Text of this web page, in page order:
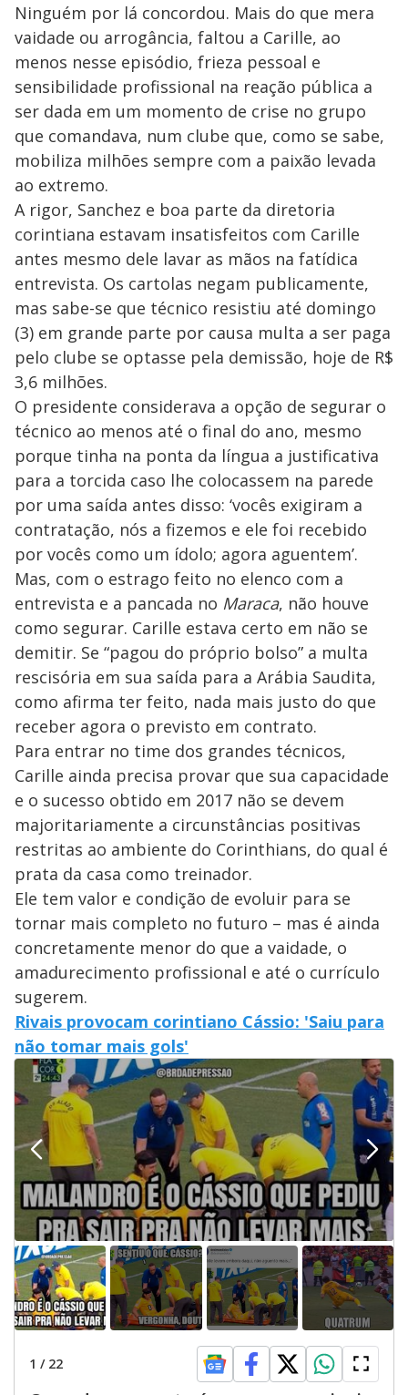
Ninguém por lá concordou. Mais do que mera
vaidade ou arrogância, faltou a Carille, ao
menos nesse episódio, frieza pessoal e
sensibilidade profissional na reação pública a
ser dada em um momento de crise no grupo
que comandava, num clube que, como se sabe,
mobiliza milhões sempre com a paixão levada
ao extremo.
A rigor, Sanchez e boa parte da diretoria
corintiana estavam insatisfeitos com Carille
antes mesmo dele lavar as mãos na fatídica
entrevista. Os cartolas negam publicamente,
mas sabe-se que técnico resistiu até domingo
(3) em grande parte por causa multa a ser paga
pelo clube se optasse pela demissão, hoje de R$
3,6 milhões.
O presidente considerava a opção de segurar o
técnico ao menos até o final do ano, mesmo
porque tinha na ponta da língua a justificativa
para a torcida caso lhe colocassem na parede
por uma saída antes disso: ‘vocês exigiram a
contratação, nós a fizemos e ele foi recebido
por vocês como um ídolo; agora aguentem’.
Mas, com o estrago feito no elenco com a
entrevista e a pancada no Maraca, não houve
como segurar. Carille estava certo em não se
demitir. Se “pagou do próprio bolso” a multa
rescisória em sua saída para a Arábia Saudita,
como afirma ter feito, nada mais justo do que
receber agora o previsto em contrato.
Para entrar no time dos grandes técnicos,
Carille ainda precisa provar que sua capacidade
e o sucesso obtido em 2017 não se devem
majoritariamente a circunstâncias positivas
restritas ao ambiente do Corinthians, do qual é
prata da casa como treinador.
Ele tem valor e condição de evoluir para se
tornar mais completo no futuro – mas é ainda
concretamente menor do que a vaidade, o
amadurecimento profissional e até o currículo
sugerem.
Rivais provocam corintiano Cássio: 'Saiu para
não tomar mais gols'
1 / 22